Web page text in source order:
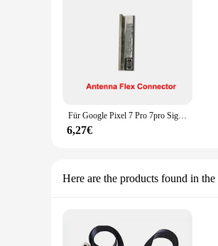
Für Google Pixel 7 Pro 7pro Signal clip Small Board Antenne verlängern Flex kabel Signal Wifi Flex Ribbon Connecotr Teile
6,27€
Here are the products found in the